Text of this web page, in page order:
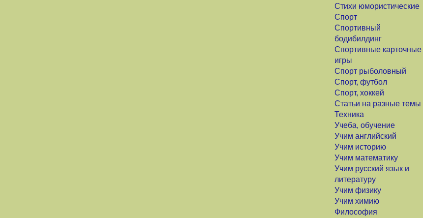
Стихи юмористические
Спорт
Спортивный
бодибилдинг
Спортивные карточные
игры
Спорт рыболовный
Спорт, футбол
Спорт, хоккей
Статьи на разные темы
Техника
Учеба, обучение
Учим английский
Учим историю
Учим математику
Учим русский язык и
литературу
Учим физику
Учим химию
Философия